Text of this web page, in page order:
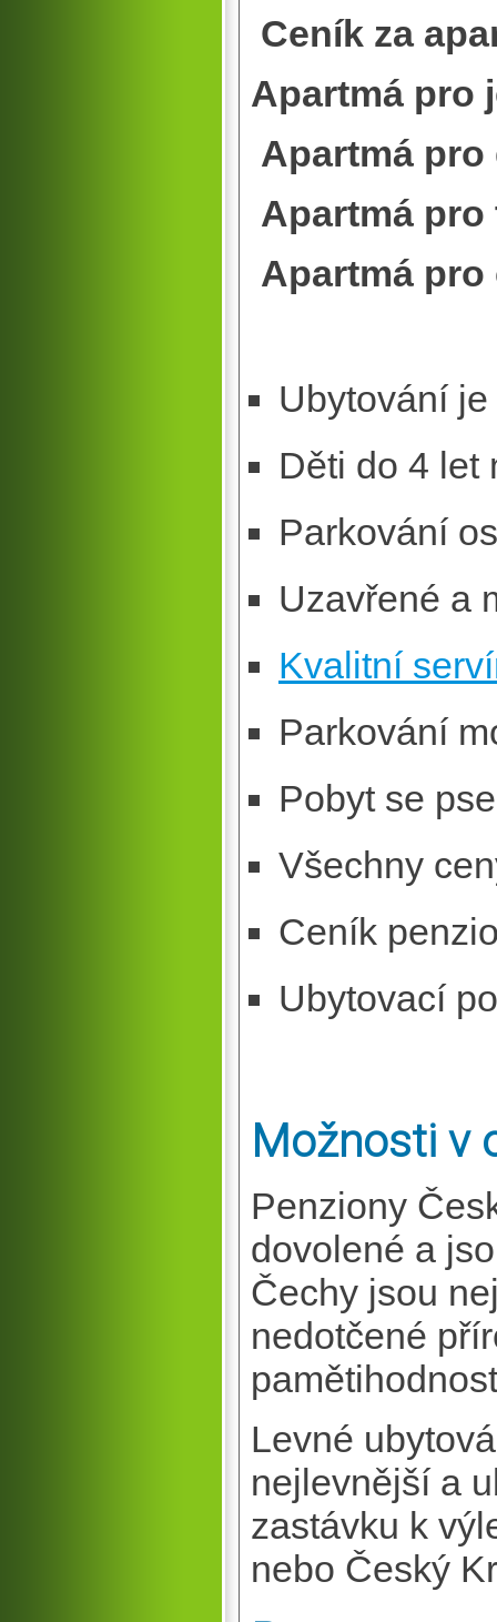
Ceník za
Apartmá
Apartmá
Apartmá
Apartmá
Ubytování
Děti do 4 let
Parkování
Uzavřené a
Kvalitní
Parkování
Pobyt se
Všechny
Ceník
Ubytovací
Možnosti v
Penziony
dovolené a
Čechy jsou
nedotčené
Levné
nejlevnější a
zastávku k
nebo Český